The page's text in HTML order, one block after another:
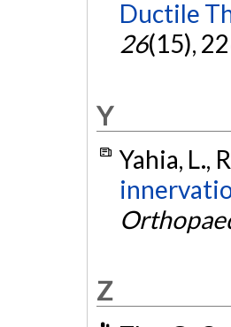
Ductile
26(15),
Y
Yahia, L.,
Z